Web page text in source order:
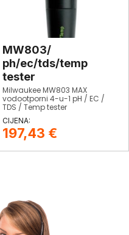
MW803/
ph/ec/tds/temp
tester
Milwaukee MW803 MAX
vodootporni 4-u-1 pH / EC /
TDS / Temp tester
197,43 €